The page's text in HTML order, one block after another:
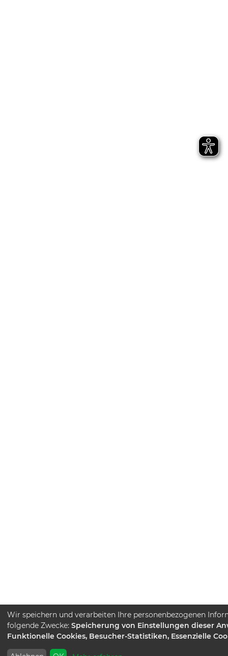
Wir speichern und verarbeiten Ihre personenbezogenen
folgende Zwecke: Speicherung von Einstellungen dieser
Funktionelle Cookies, Besucher-Statistiken, Essenzielle